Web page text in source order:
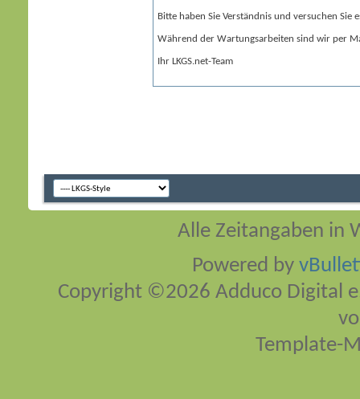
Bitte haben Sie Verständnis und versuchen Sie
Während der Wartungsarbeiten sind wir per
Ihr LKGS.net-Team
Alle Zeitangaben in
Powered by
Copyright ©2026 Adduco Digital
Template-